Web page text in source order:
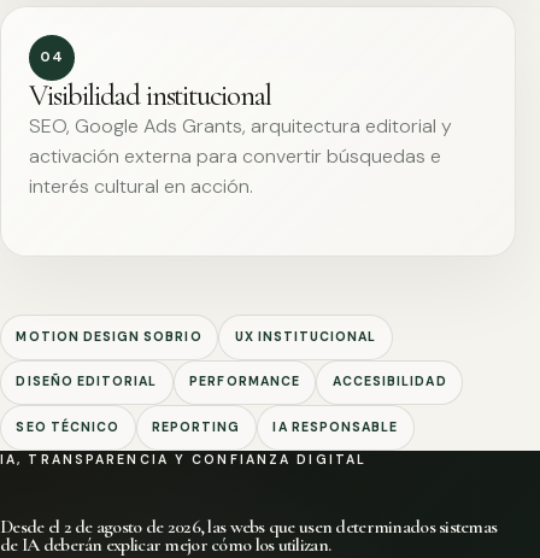
04
Visibilidad institucional
SEO, Google Ads Grants, arquitectura editorial y
activación externa para convertir búsquedas e
interés cultural en acción.
MOTION DESIGN SOBRIO UX INSTITUCIONAL
DISEÑO EDITORIAL PERFORMANCE ACCESIBILIDAD
SEO TÉCNICO REPORTING IA RESPONSABLE
IA, TRANSPARENCIA Y CONFIANZA DIGITAL
Desde el 2 de agosto de 2026, las webs que usen determinados sistemas
de IA deberán explicar mejor cómo los utilizan.